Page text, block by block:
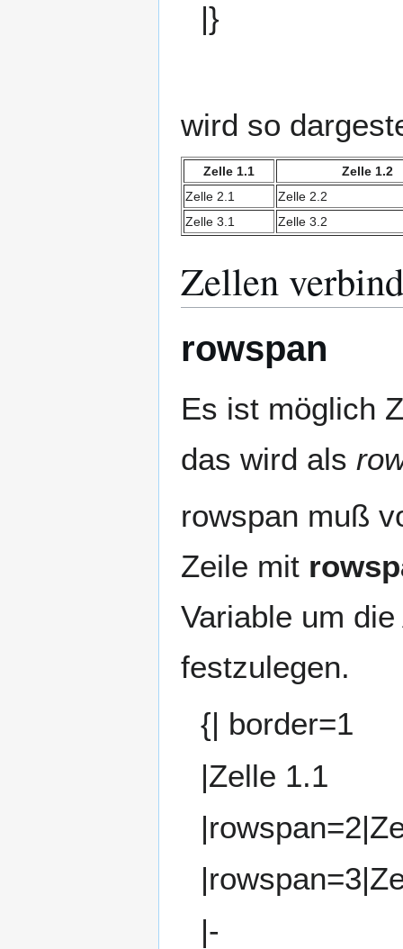
|}
wird so
Zelle 1.1
Zelle 1.2
Zelle 2.1
Zelle 2.2
Zelle 3.1
Zelle 3.2
Zellen
rowspan
Es ist möglich
das wird als
rowspan muß
Zeile mit
Variable um
festzulegen.
{| border=1
|Zelle 1.1
|-